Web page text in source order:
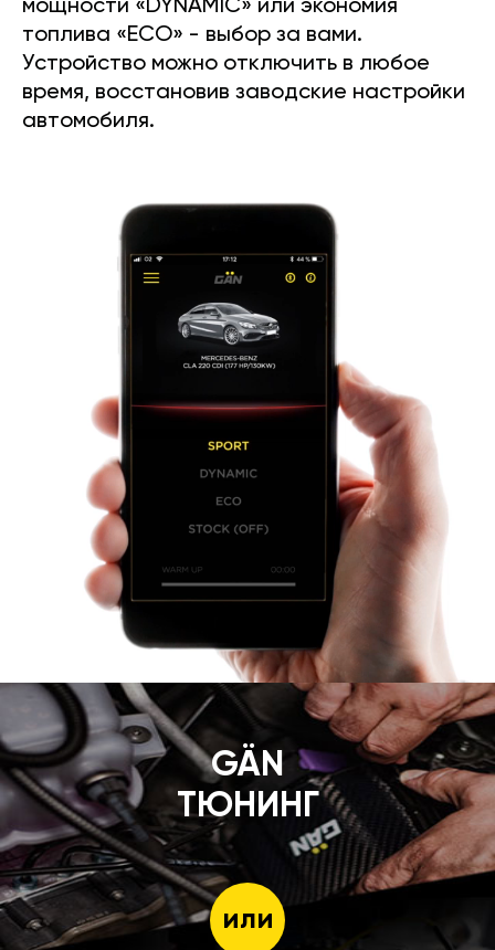
мощности «DYNAMIC» или экономия
топлива «ECO» - выбор за вами.
Устройство можно отключить в любое
время, восстановив заводские настройки
автомобиля.
GÄN
ТЮНИНГ
или